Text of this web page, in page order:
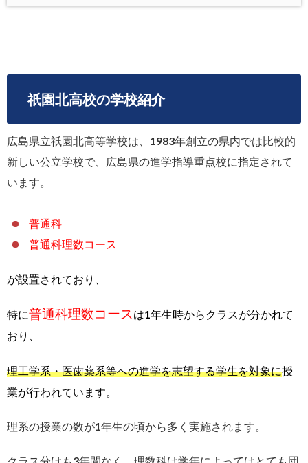
祇園北高校の学校紹介
広島県立祇園北高等学校は、1983年創立の県内では比較的
新しい公立学校で、広島県の進学指導重点校に指定されて
います。
普通科
普通科理数コース
が設置されており、
特に普通科理数コース は1年生時からクラスが分かれて
おり、
理工学系・医歯薬系等への進学を志望する学生を対象に授
業が行われています。
理系の授業の数が1年生の頃から多く実施されます。